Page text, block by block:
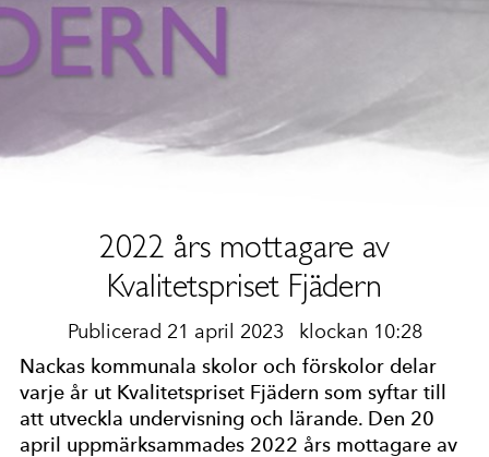
2022 års mottagare av
Kvalitetspriset Fjädern
Publicerad 21 april 2023 klockan 10:28
Nackas kommunala skolor och förskolor delar
varje år ut Kvalitetspriset Fjädern som syftar till
att utveckla undervisning och lärande. Den 20
april uppmärksammades 2022 års mottagare av